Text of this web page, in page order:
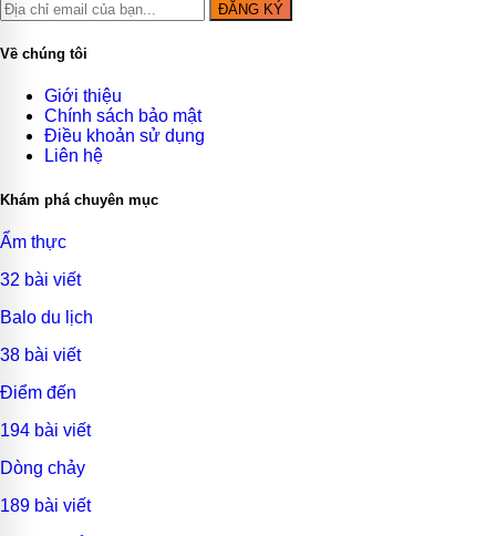
ĐĂNG KÝ
Về chúng tôi
Giới thiệu
Chính sách bảo mật
Điều khoản sử dụng
Liên hệ
Khám phá chuyên mục
Ẩm thực
32 bài viết
Balo du lịch
38 bài viết
Điểm đến
194 bài viết
Dòng chảy
189 bài viết